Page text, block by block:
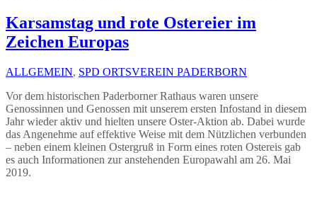
Karsamstag und rote Ostereier im
Zeichen Europas
ALLGEMEIN, SPD ORTSVEREIN PADERBORN
Vor dem historischen Paderborner Rathaus waren unsere
Genossinnen und Genossen mit unserem ersten Infostand in diesem
Jahr wieder aktiv und hielten unsere Oster-Aktion ab. Dabei wurde
das Angenehme auf effektive Weise mit dem Nützlichen verbunden
– neben einem kleinen Ostergruß in Form eines roten Ostereis gab
es auch Informationen zur anstehenden Europawahl am 26. Mai
2019.